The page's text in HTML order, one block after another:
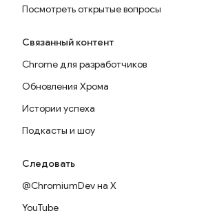
Посмотреть открытые вопросы
Связанный контент
Chrome для разработчиков
Обновления Хрома
Истории успеха
Подкасты и шоу
Следовать
@ChromiumDev на X
YouTube